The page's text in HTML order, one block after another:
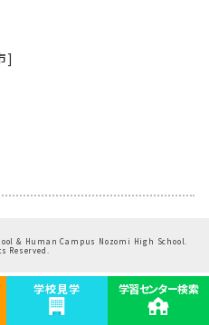
]
& Human Campus Nozomi High School.
Reserved.
学校見学 学習センター検索